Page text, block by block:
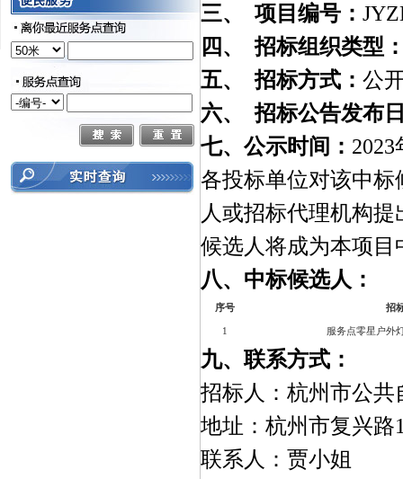
三、
项目编号：
四、
招标组织类型
五、
招标方式： 公
六、
招标公告发布
七、公示时间： 2023
各投标单位对该中
人或招标代理机构
候选人将成为本项目
八、中标候选人：
序号 招
1 服务点零星户外
九、联系方式：
招标人：杭州市公
地址：杭州市复兴路
联系人：贾小姐